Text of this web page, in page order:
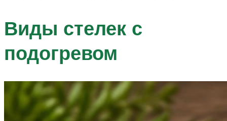
Виды стелек с
подогревом